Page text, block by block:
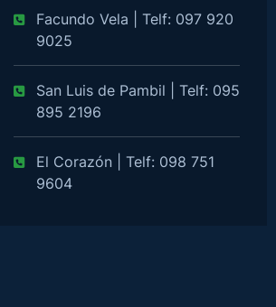
Facundo Vela | Telf: 097 920
9025
San Luis de Pambil | Telf: 095
895 2196
El Corazón | Telf: 098 751
9604